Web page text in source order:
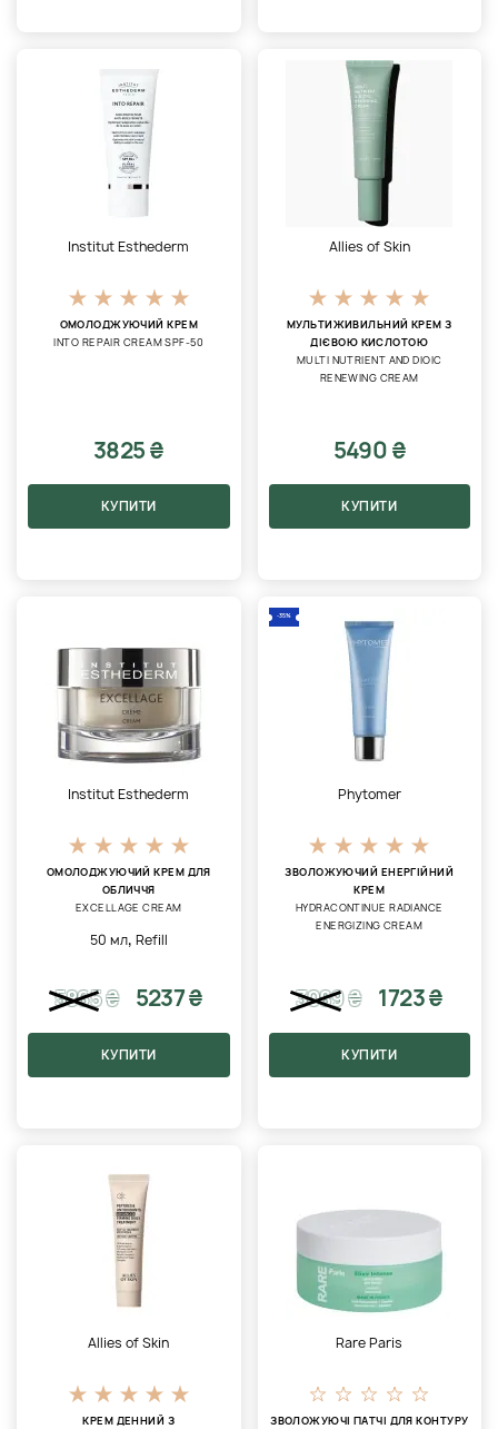
Institut Esthederm
ОМОЛОДЖУЮЧИЙ КРЕМ
INTO REPAIR CREAM SPF-50
3825 ₴
КУПИТИ
Allies of Skin
МУЛЬТИЖИВИЛЬНИЙ КРЕМ З
ДІЄВОЮ КИСЛОТОЮ
MULTI NUTRIENT AND DIOIC
RENEWING CREAM
5490 ₴
КУПИТИ
Institut Esthederm
ОМОЛОДЖУЮЧИЙ КРЕМ ДЛЯ
ОБЛИЧЧЯ
EXCELLAGE CREAM
50 мл, Refill
5865₴ 5237 ₴
КУПИТИ
-35%
Phytomer
ЗВОЛОЖУЮЧИЙ ЕНЕРГІЙНИЙ
КРЕМ
HYDRACONTINUE RADIANCE
ENERGIZING CREAM
3089₴ 1723 ₴
КУПИТИ
Allies of Skin
КРЕМ ДЕННИЙ З
Rare Paris
ЗВОЛОЖУЮЧІ ПАТЧІ ДЛЯ КОНТУРУ